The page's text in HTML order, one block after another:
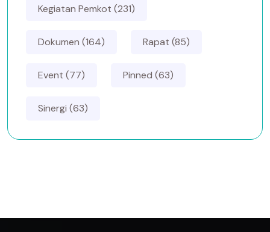
Kegiatan Pemkot (231)
Dokumen (164) Rapat (85)
Event (77) Pinned (63)
Sinergi (63)